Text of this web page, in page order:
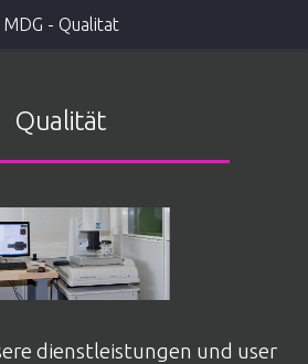
Qualität
dienstleistungen und user
MDG - Qualitat